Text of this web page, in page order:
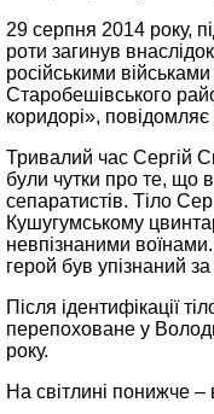
29 серпня 2014 року,
роти загинув
російськими
Старобешівського
коридорі», повідомляє
Тривалий час Сергій
були чутки про те, що
сепаратистів. Тіло
Кушугумському
невпізнаними
герой був упізнаний
Після ідентифікації
перепоховане у
року.
На світлині понижче –